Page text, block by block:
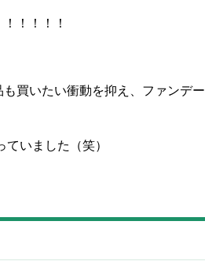
！！！！
買いたい衝動を抑え、ファンデー
いました（笑）